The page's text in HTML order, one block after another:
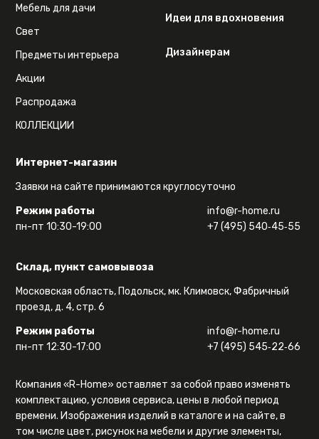
Интернет-магазин
Заявки на сайте принимаются круглосуточно
Режим работы
пн-пт 10:30-19:00
info@r-home.ru
+7 (495) 540‑45‑55
Склад, пункт самовывоза
Московская область, Подольск, мк. Климовск, Фабричный
проезд, д. 4, стр. 6
Режим работы
пн-пт 12:30-17:00
info@r-home.ru
+7 (495) 545‑22‑66
Мебель для дачи
Свет
Предметы интерьера
Акции
Распродажа
КОЛЛЕКЦИИ
Идеи для вдохновения
Дизайнерам
Компания «R-Home» оставляет за собой право изменять
комплектацию, условия сервиса, цены в любой период
времени. Изображения изделий в каталоге и на сайте, в
том числе цвет, рисунок на мебели и другие элементы,